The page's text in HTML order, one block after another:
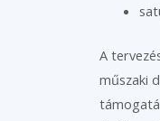
A
műszaki